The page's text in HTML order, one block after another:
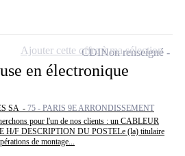
en électronique
SA - 75 - PARIS 9E ARRONDISSEMENT
pour l'un de nos clients : un CABLEUR
H/F DESCRIPTION DU POSTELe (la) titulaire
de montage...
CDINon renseigné
Ajouter cette offre à ma sélection